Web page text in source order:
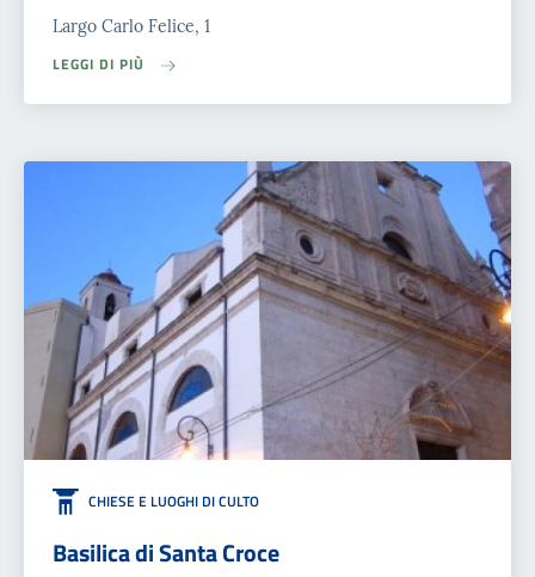
Largo Carlo Felice, 1
LEGGI DI PIÙ
CHIESE E LUOGHI DI CULTO
Basilica di Santa Croce